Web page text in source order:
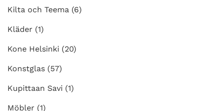
Kilta och Teema (6)
Kläder (1)
Kone Helsinki (20)
Konstglas (57)
Kupittaan Savi (1)
Möbler (1)